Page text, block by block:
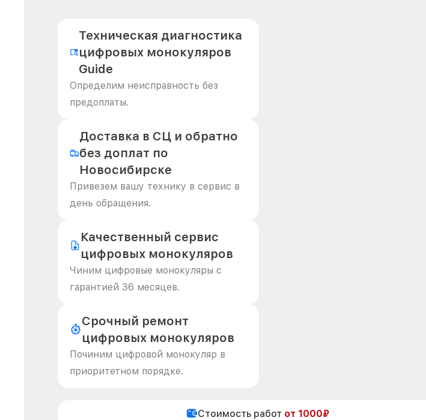
Техническая диагностика
цифровых монокуляров
Guide
Определим неисправность без
предоплаты.
Доставка в СЦ и обратно
без доплат по
Новосибирске
Привезем вашу технику в сервис в
день обращения.
Качественный сервис
цифровых монокуляров
Чиним цифровые монокуляры с
гарантией 36 месяцев.
Срочный ремонт
цифровых монокуляров
Починим цифровой монокуляр в
приоритетном порядке.
Стоимость работ от 1000₽